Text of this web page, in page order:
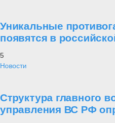
Уникальные
появятся в
5
Новости
Структура главного
управления ВС РФ